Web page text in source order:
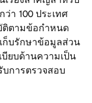
า 100 ประเทศ
ติตามข้อกำหนด
ก็บรักษาข้อมูลส่วน
ยบด้านความเป็น
การตรวจสอบ